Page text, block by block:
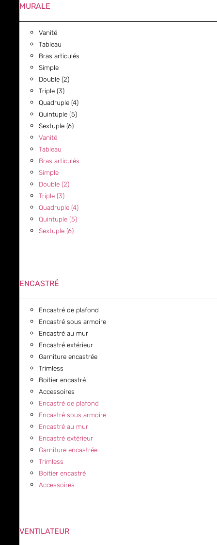
MURALE
Vanité
Tableau
Bras articulés
Simple
Double (2)
Triple (3)
Quadruple (4)
Quintuple (5)
Sextuple (6)
Vanité
Tableau
Bras articulés
Simple
Double (2)
Triple (3)
Quadruple (4)
Quintuple (5)
Sextuple (6)
ENCASTRÉ
Encastré de plafond
Encastré sous armoire
Encastré au mur
Encastré extérieur
Garniture encastrée
Trimless
Boitier encastré
Accessoires
Encastré de plafond
Encastré sous armoire
Encastré au mur
Encastré extérieur
Garniture encastrée
Trimless
Boitier encastré
Accessoires
VENTILATEUR